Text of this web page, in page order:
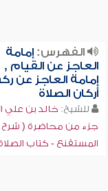
الفهرس:إمامة
العاجز عن القيام ,
إمامة العاجز عن
أركان الصلاة
للشيخ: خالد بن علي
جزء من محاضرة ( شرح
المستقنع - كتاب الصلاة